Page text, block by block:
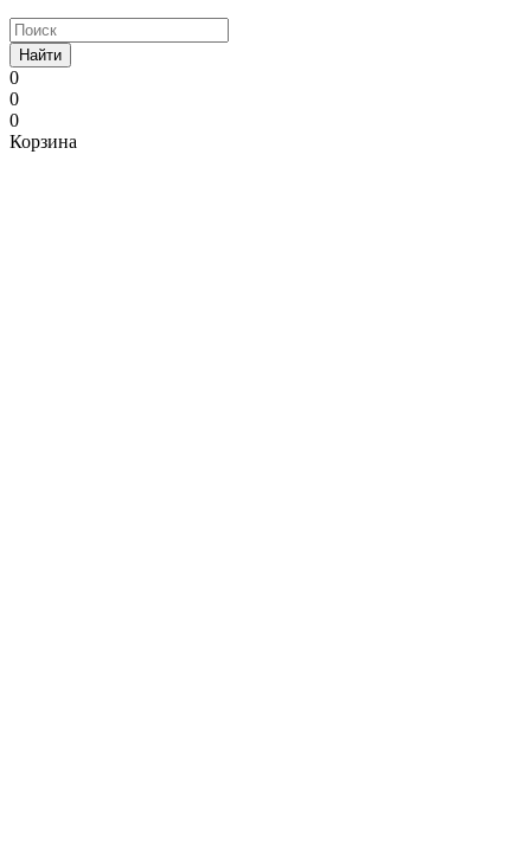
Найти
0
0
0
Корзина